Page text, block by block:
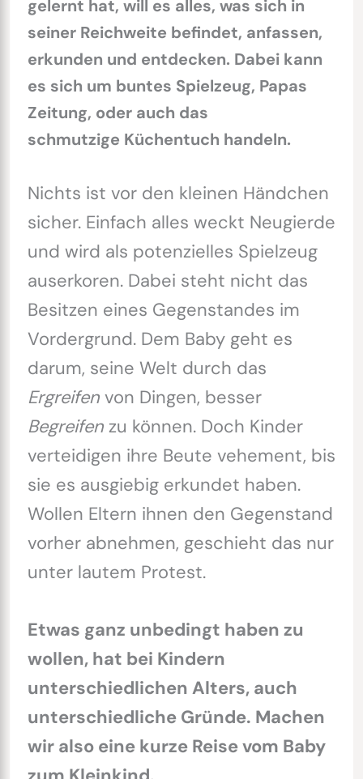
gelernt hat, will es alles, was sich in
seiner Reichweite befindet, anfassen,
erkunden und entdecken. Dabei kann
es sich um buntes Spielzeug, Papas
Zeitung, oder auch das
schmutzige Küchentuch handeln.
Nichts ist vor den kleinen Händchen
sicher. Einfach alles weckt Neugierde
und wird als potenzielles Spielzeug
auserkoren. Dabei steht nicht das
Besitzen eines Gegenstandes im
Vordergrund. Dem Baby geht es
darum, seine Welt durch das
Ergreifenvon Dingen, besser
Begreifenzu können. Doch Kinder
verteidigen ihre Beute vehement, bis
sie es ausgiebig erkundet haben.
Wollen Eltern ihnen den Gegenstand
vorher abnehmen, geschieht das nur
unter lautem Protest.
Etwas ganz unbedingt haben zu
wollen, hat bei Kindern
unterschiedlichen Alters, auch
unterschiedliche Gründe. Machen
wir also eine kurze Reise vom Baby